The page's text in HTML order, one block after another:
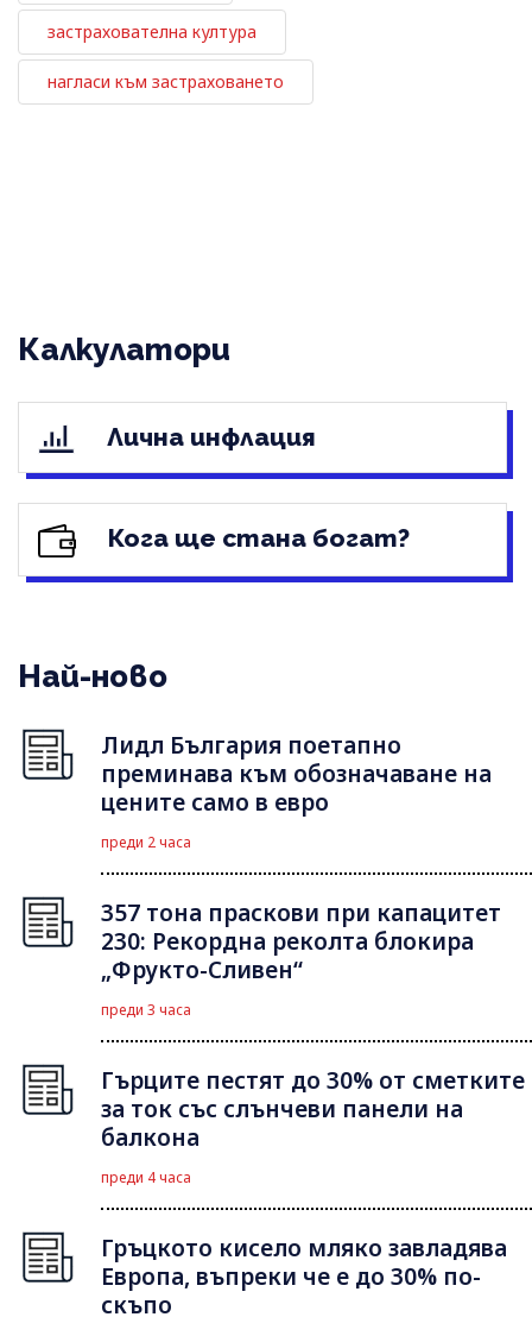
застрахователна култура
нагласи към застраховането
Калкулатори
Лична инфлация
Кога ще стана богат?
Най-ново
Лидл България поетапно
преминава към обозначаване на
цените само в евро
преди 2 часа
357 тона праскови при капацитет
230: Рекордна реколта блокира
„Фрукто-Сливен“
преди 3 часа
Гърците пестят до 30% от сметките
за ток със слънчеви панели на
балкона
преди 4 часа
Гръцкото кисело мляко завладява
Европа, въпреки че е до 30% по-
скъпо